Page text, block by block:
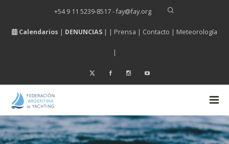
+54 9 11 5239-8517 - fay@fay.org
Calendarios | DENUNCIAS | | Prensa | Contacto | Meteorología
|